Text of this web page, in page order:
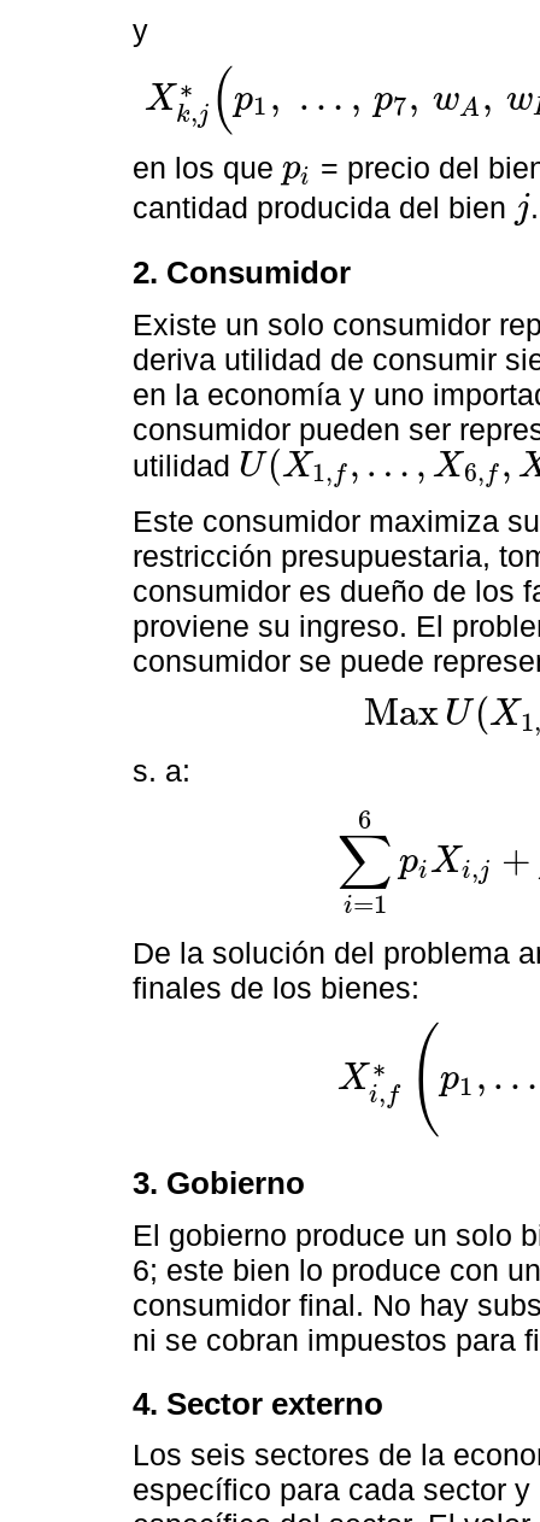
y
X ∗
k,j (p1 , … , p7, wA , w
Xk,j ∗( 1 …, p7 w w L w C Yj)=demanda del bien
en los que pi
pi
= precio del
cantidad producida del bien j.
2. Consumidor
Existe un solo consumidor
deriva utilidad de consumir
en la economía y uno
consumidor pueden ser
utilidad U(X1, f , … , X6, f ,
U(X 1, f,…,X ,Xi, )
Este consumidor maximiza
restricción presupuestaria,
consumidor es dueño de los
proviene su ingreso. El
consumidor se puede
Max U(X1
Max U(X1 f,… X 6,f,X 8
s. a:
∑
i=1
6
piXi,j +
=1 Xi,j+ p8X 8, =∑ k=AC
De la solución del problema
finales de los bienes:
X ∗
i, f (p1 , …
Xi,f∗( 1 …, 6,p8 ∑ k= AC
3. Gobierno
El gobierno produce un solo
6; este bien lo produce con
consumidor final. No hay
ni se cobran impuestos para
4. Sector externo
Los seis sectores de la
específico para cada sector